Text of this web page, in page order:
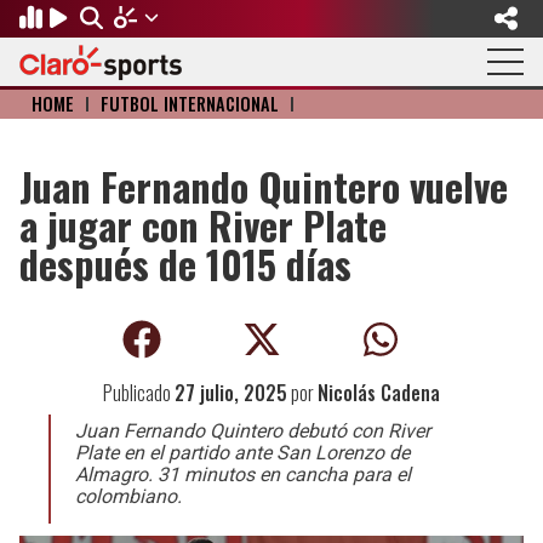
Regresar
FÚTBOL
Fútbol Internacional
Mundial de Clubes
Concachampions
Fútbol de Estufa
Fútbol Femenil
Regresar
MOTOR
Formula 1
NASCAR
Regresar
BÉISBOL
Mexicano
MLB
Regresar
OLÍMPICOS
Olympic Channel
Paris 2024
Gangwon 2024
Juegos Paralímpicos
Regresar
OTROS DEPORTES
Básquetbol
Fútbol Americano
Regresar
ACTUALIDAD
Música
Cine y TV
Videojuegos
HOME I FÚTBOL INTERNACIONAL I
Juan Fernando Quintero vuelve
a jugar con River Plate
después de 1015 días
Publicado 27 julio, 2025porNicolás Cadena
Juan Fernando Quintero debutó con River
Plate en el partido ante San Lorenzo de
Almagro. 31 minutos en cancha para el
colombiano.